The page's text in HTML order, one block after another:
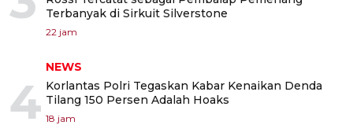
Terbanyak di Sirkuit Silverstone
22 jam
4
NEWS
Korlantas Polri Tegaskan Kabar Kenaikan Denda
Tilang 150 Persen Adalah Hoaks
18 jam